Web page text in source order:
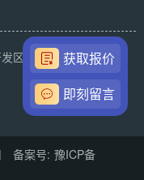
区科学大道169号
备案号: 豫ICP备
获取报价
即刻留言